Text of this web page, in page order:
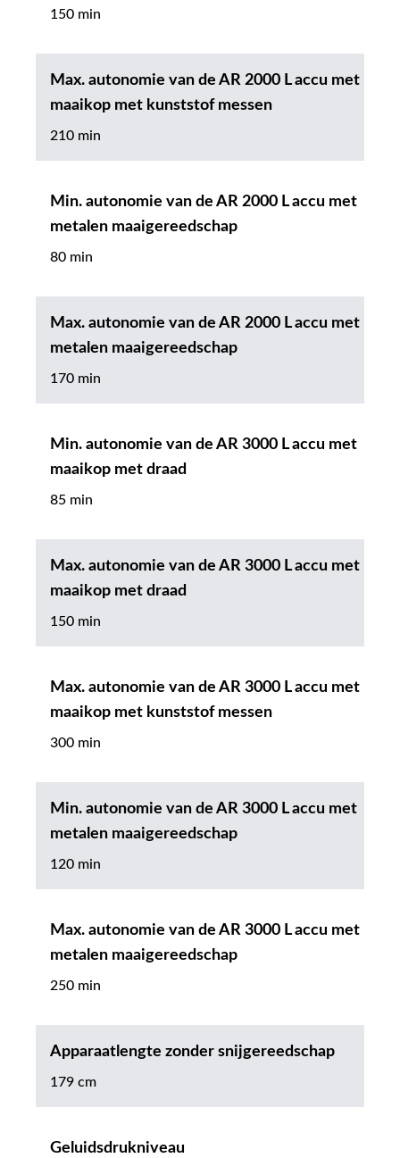
150 min
Max. autonomie van de AR 2000 L accu met
maaikop met kunststof messen
210 min
Min. autonomie van de AR 2000 L accu met
metalen maaigereedschap
80 min
Max. autonomie van de AR 2000 L accu met
metalen maaigereedschap
170 min
Min. autonomie van de AR 3000 L accu met
maaikop met draad
85 min
Max. autonomie van de AR 3000 L accu met
maaikop met draad
150 min
Max. autonomie van de AR 3000 L accu met
maaikop met kunststof messen
300 min
Min. autonomie van de AR 3000 L accu met
metalen maaigereedschap
120 min
Max. autonomie van de AR 3000 L accu met
metalen maaigereedschap
250 min
Apparaatlengte zonder snijgereedschap
179 cm
Geluidsdrukniveau